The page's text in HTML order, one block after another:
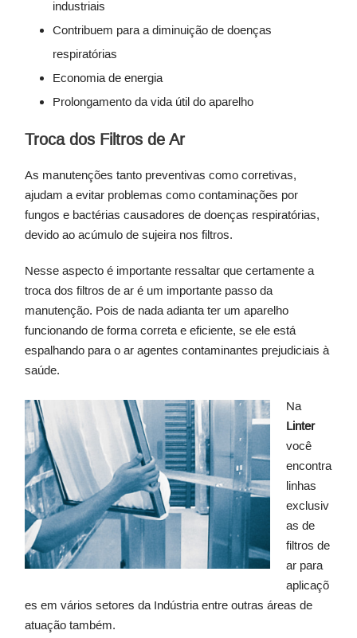
industriais
Contribuem para a diminuição de doenças
respiratórias
Economia de energia
Prolongamento da vida útil do aparelho
Troca dos Filtros de Ar
As manutenções tanto preventivas como corretivas,
ajudam a evitar problemas como contaminações por
fungos e bactérias causadores de doenças respiratórias,
devido ao acúmulo de sujeira nos filtros.
Nesse aspecto é importante ressaltar que certamente a
troca dos filtros de ar é um importante passo da
manutenção. Pois de nada adianta ter um aparelho
funcionando de forma correta e eficiente, se ele está
espalhando para o ar agentes contaminantes prejudiciais à
saúde.
Na
Linter
você
encontra
linhas
exclusiv
as de
filtros de
ar para
aplicaçõ
es em vários setores da Indústria entre outras áreas de
atuação também.